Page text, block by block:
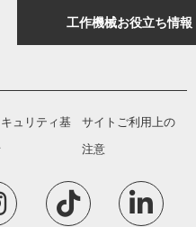
工作機械お役立ち情報
ュリティ基
サイトご利用上の
注意